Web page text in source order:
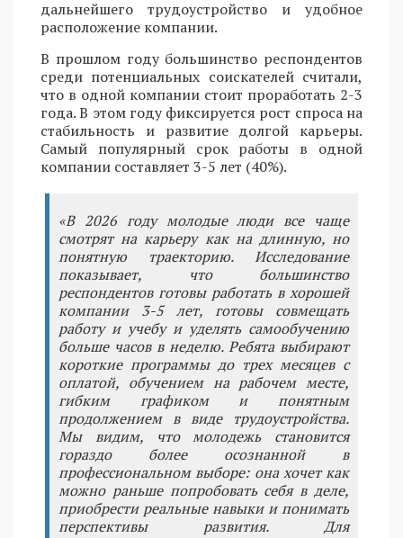
дальнейшего трудоустройство и удобное
расположение компании.
В прошлом году большинство респондентов
среди потенциальных соискателей считали,
что в одной компании стоит проработать 2-3
года. В этом году фиксируется рост спроса на
стабильность и развитие долгой карьеры.
Самый популярный срок работы в одной
компании составляет 3-5 лет (40%).
«В 2026 году молодые люди все чаще
смотрят на карьеру как на длинную, но
понятную траекторию. Исследование
показывает, что большинство
респондентов готовы работать в хорошей
компании 3-5 лет, готовы совмещать
работу и учебу и уделять самообучению
больше часов в неделю. Ребята выбирают
короткие программы до трех месяцев с
оплатой, обучением на рабочем месте,
гибким графиком и понятным
продолжением в виде трудоустройства.
Мы видим, что молодежь становится
гораздо более осознанной в
профессиональном выборе: она хочет как
можно раньше попробовать себя в деле,
приобрести реальные навыки и понимать
перспективы развития. Для